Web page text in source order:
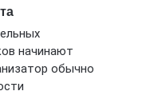
начинают
обычно